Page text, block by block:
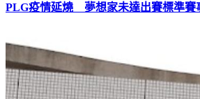
PLG疫情延燒 夢想家未達出賽標準賽